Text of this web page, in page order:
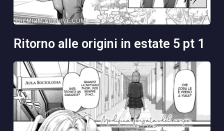
ritorno alle origini in estate 5 pt 1